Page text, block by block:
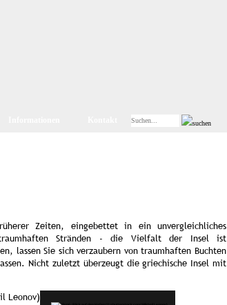
Zeiten, eingebettet in ein unvergleichliches
traumhaften Stränden - die Vielfalt der Insel ist
lassen Sie sich verzaubern von traumhaften Buchten
Nicht zuletzt überzeugt die griechische Insel mit